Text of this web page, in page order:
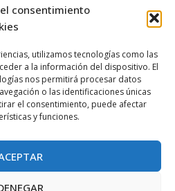
consentimiento
utilizamos tecnologías como las
a la información del dispositivo. El
nos permitirá procesar datos
o las identificaciones únicas
el consentimiento, puede afectar
y funciones.